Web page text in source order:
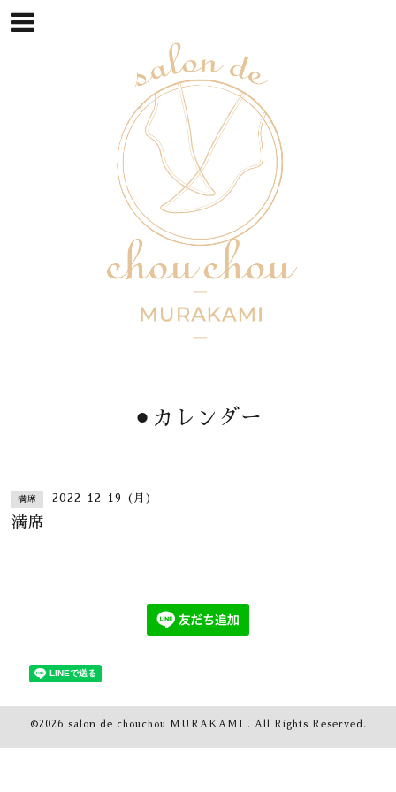
⚫︎カレンダー
満席 2022-12-19 (月)
満席
©2026 salon de chouchou MURAKAMI . All Rights Reserved.